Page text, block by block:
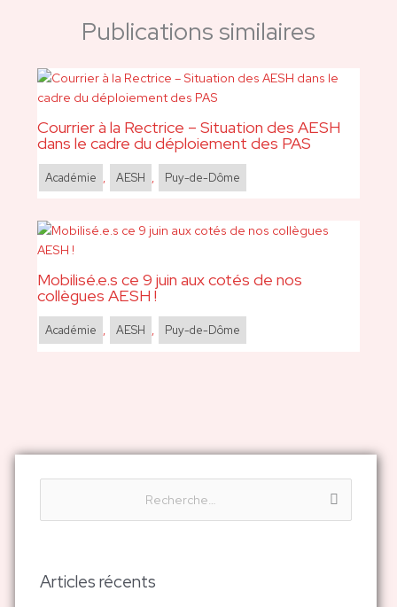
h
Articles récents
Publications similaires
Courrier à la Rectrice – Situation des AESH
dans le cadre du déploiement des PAS
Académie , AESH , Puy-de-Dôme
Mobilisé.e.s ce 9 juin aux cotés de nos
collègues AESH !
Académie , AESH , Puy-de-Dôme